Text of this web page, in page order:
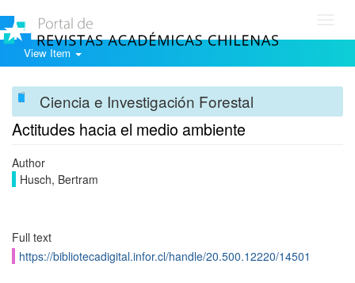
View Item
Ciencia e Investigación Forestal
Actitudes hacia el medio ambiente
Author
Husch, Bertram
Full text
https://bibliotecadigital.infor.cl/handle/20.500.12220/14501